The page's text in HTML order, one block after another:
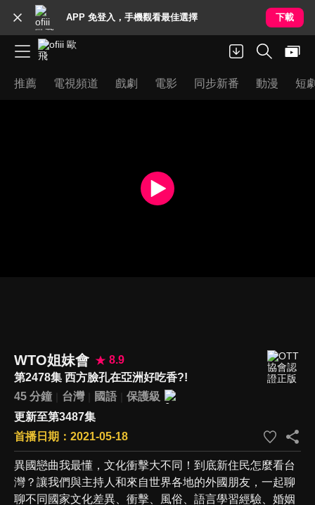
APP 免登入，手機觀看最佳選擇 下載
推薦 電視頻道 戲劇 電影 同步新番 動漫 短
WTO姐妹會
8.9
第2478集 西方臉孔在亞洲好吃香?!
45 分鐘
台灣 國語
保護級
更新至第3487集
首播日期：2021-05-18
異國戀曲我最懂，文化衝擊大不同！到底新住民怎麼看台
灣？讓我們與主持人和來自世界各地的外國朋友，一起聊
聊不同國家文化差異、衝擊、風俗、語言學習經驗、婚姻